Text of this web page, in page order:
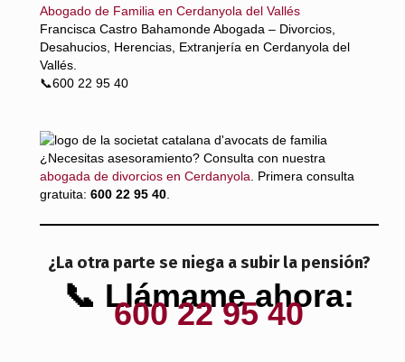
Abogado de Familia en Cerdanyola del Vallés
Francisca Castro Bahamonde Abogada – Divorcios,
Desahucios, Herencias, Extranjería en Cerdanyola del
Vallés.
📞600 22 95 40
¿Necesitas asesoramiento? Consulta con nuestra
abogada de divorcios en Cerdanyola . Primera consulta
gratuita: 600 22 95 40.
¿La otra parte se niega a subir la pensión?
📞 Llámame ahora:
600 22 95 40